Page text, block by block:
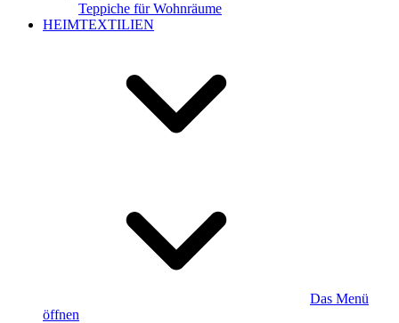
Teppiche für Wohnräume
HEIMTEXTILIEN
Das Menü
öffnen